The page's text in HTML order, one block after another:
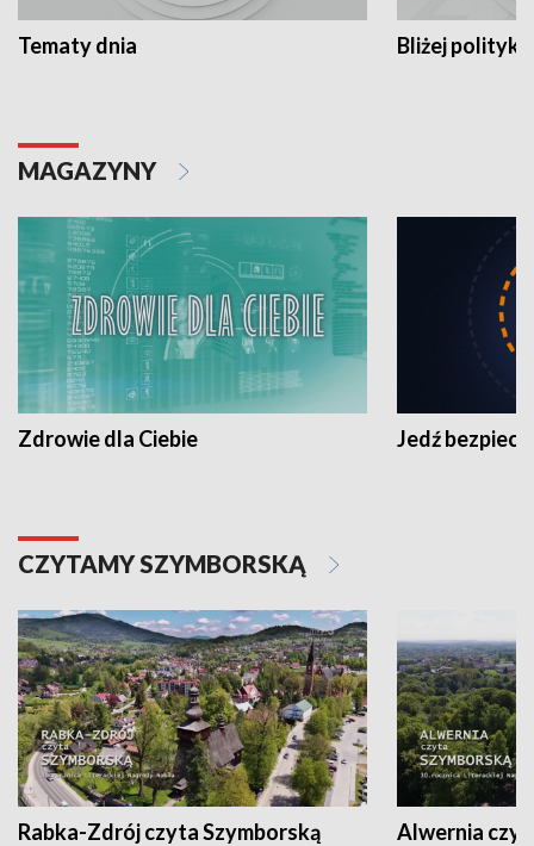
Tematy dnia Bliżej polityki
MAGAZYNY
Zdrowie dla Ciebie Jedź
CZYTAMY SZYMBORSKĄ
Rabka-Zdrój czyta Szymborską Alwernia